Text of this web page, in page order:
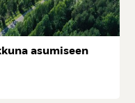
asu­mi­seen